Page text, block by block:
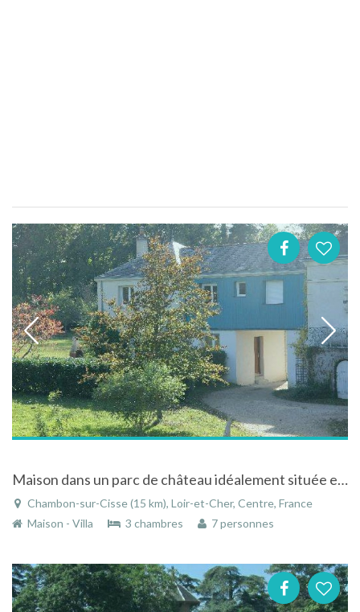
Maison dans un parc de château idéalement située entre Blois et Chaumont-sur-Loire
Chambon-sur-Cisse (15 km), Loir-et-Cher, Centre, France
Maison - Villa
3 chambres 7 personnes